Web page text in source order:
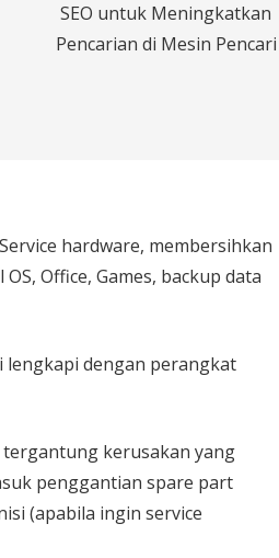
SEO untuk Meningkatkan
Pencarian di Mesin Pencari
hardware, membersihkan
Office, Games, backup data
lengkapi dengan perangkat
tergantung kerusakan yang
penggantian spare part
(apabila ingin service